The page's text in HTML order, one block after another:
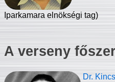
Iparkamara elnökségi tag)
A verseny
Dr.